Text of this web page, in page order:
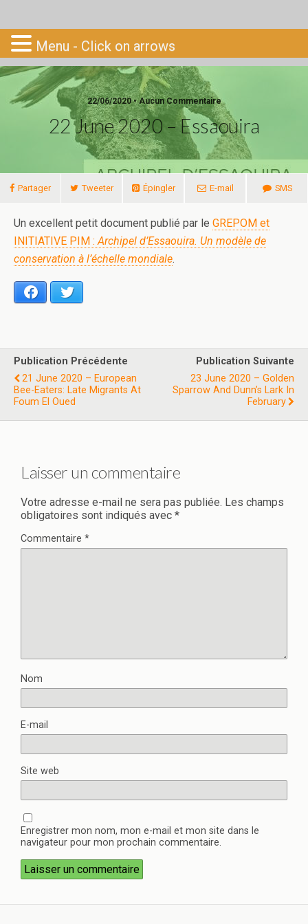
Go-South
22/06/2020 • Aucun Commentaire
22 June 2020 – Essaouira
Partager Tweeter Épingler E-mail SMS
Un excellent petit document publié par le GREPOM et
INITIATIVE PIM :Archipel d’Essaouira. Un modèle de
conservation à l’échelle mondiale.
Facebook
Publication Précédente
21 June 2020 – European
Bee-Eaters: Late Migrants At
Foum El Oued
Publication Suivante
23 June 2020 – Golden
Sparrow And Dunn’s Lark In
February
Laisser un commentaire
Votre adresse e-mail ne sera pas publiée. Les champs
obligatoires sont indiqués avec *
Commentaire *
Nom
E-mail
Site web
Enregistrer mon nom, mon e-mail et mon site dans le
navigateur pour mon prochain commentaire.
Menu - Click on arrows